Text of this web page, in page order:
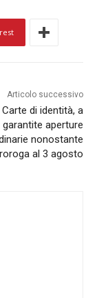
Articolo successivo
di identità, a
garantite aperture
nonostante
al 3 agosto